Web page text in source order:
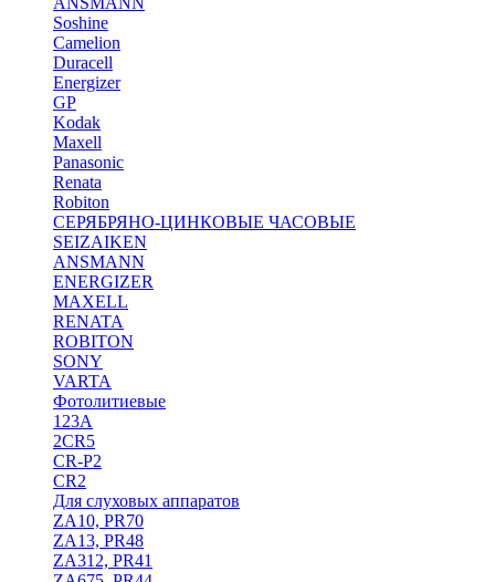
Soshine
Camelion
Duracell
Energizer
GP
Kodak
Maxell
Panasonic
Renata
Robiton
СЕРЯБРЯНО-ЦИНКОВЫЕ ЧАСОВЫЕ
SEIZAIKEN
ANSMANN
ENERGIZER
MAXELL
RENATA
ROBITON
SONY
VARTA
Фотолитиевые
123A
2CR5
CR-P2
CR2
Для слуховых аппаратов
ZA10, PR70
ZA13, PR48
ZA312, PR41